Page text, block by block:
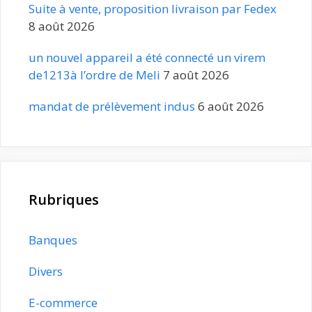
Suite à vente, proposition livraison par Fedex
8 août 2026
un nouvel appareil a été connecté un virem
de1213à l’ordre de Meli 7 août 2026
mandat de prélèvement indus 6 août 2026
Rubriques
Banques
Divers
E-commerce